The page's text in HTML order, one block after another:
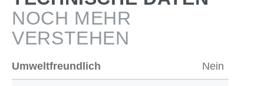
NOCH MEHR
VERSTEHEN
Umweltfreundlich Nein